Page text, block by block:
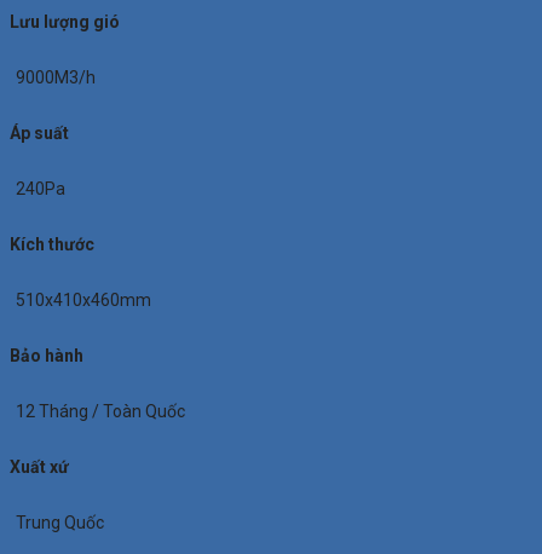
Lưu lượng gió
9000M3/h
Áp suất
240Pa
Kích thước
510x410x460mm
Bảo hành
12 Tháng / Toàn Quốc
Xuất xứ
Trung Quốc